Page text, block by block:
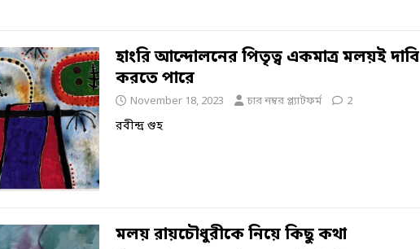
হাংরি আন্দোলনের পিতৃত্ব একমাত্র মলয়ই দাবি
করতে পারে
November 18, 2023 চার নম্বর প্ল্যাটফর্ম 2
রবীন্দ্র গুহ
মলয় রায়চৌধুরীকে নিয়ে কিছু কথা